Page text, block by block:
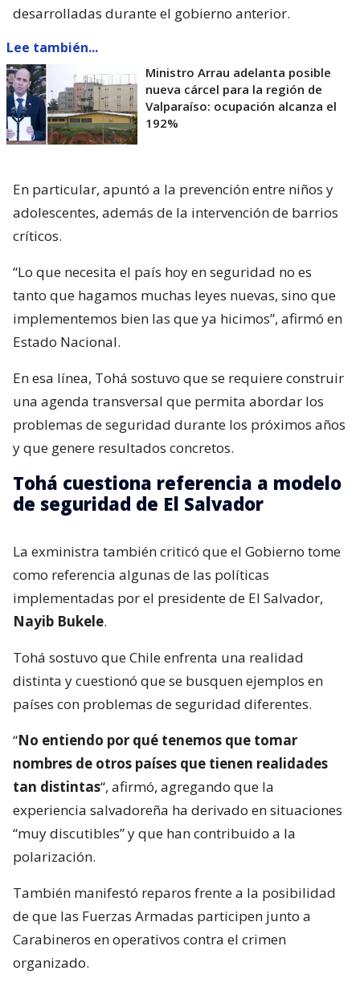
desarrolladas durante el gobierno anterior.
Lee también...
Ministro Arrau adelanta posible
nueva cárcel para la región de
Valparaíso: ocupación alcanza el
192%
En particular, apuntó a la prevención entre niños y
adolescentes, además de la intervención de barrios
críticos.
“Lo que necesita el país hoy en seguridad no es
tanto que hagamos muchas leyes nuevas, sino que
implementemos bien las que ya hicimos”, afirmó en
Estado Nacional.
En esa línea, Tohá sostuvo que se requiere construir
una agenda transversal que permita abordar los
problemas de seguridad durante los próximos años
y que genere resultados concretos.
Tohá cuestiona referencia a modelo
de seguridad de El Salvador
La exministra también criticó que el Gobierno tome
como referencia algunas de las políticas
implementadas por el presidente de El Salvador,
Nayib Bukele.
Tohá sostuvo que Chile enfrenta una realidad
distinta y cuestionó que se busquen ejemplos en
países con problemas de seguridad diferentes.
“No entiendo por qué tenemos que tomar
nombres de otros países que tienen realidades
tan distintas“, afirmó, agregando que la
experiencia salvadoreña ha derivado en situaciones
“muy discutibles” y que han contribuido a la
polarización.
También manifestó reparos frente a la posibilidad
de que las Fuerzas Armadas participen junto a
Carabineros en operativos contra el crimen
organizado.